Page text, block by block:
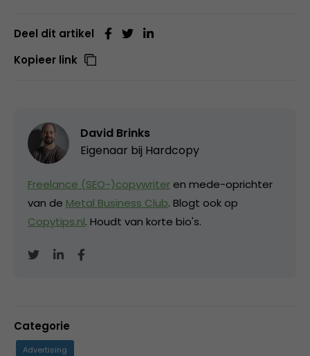
Deel dit artikel
Kopieer link
David Brinks
Eigenaar bij Hardcopy
Freelance (SEO-)copywriter en mede-oprichter
van de Metal Business Club. Blogt ook op
Copytips.nl. Houdt van korte bio's.
Categorie
Advertising